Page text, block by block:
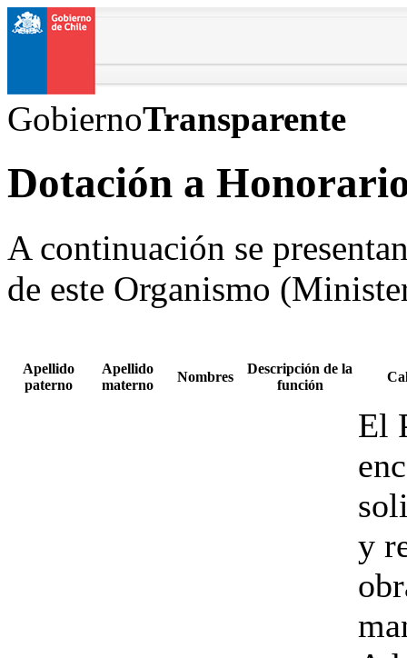
GobiernoTransparente
Dotación a
A continuación se
de este Organismo
Apellido
paterno
Apellido
materno
Nombres
Descripción de la
función
El
y